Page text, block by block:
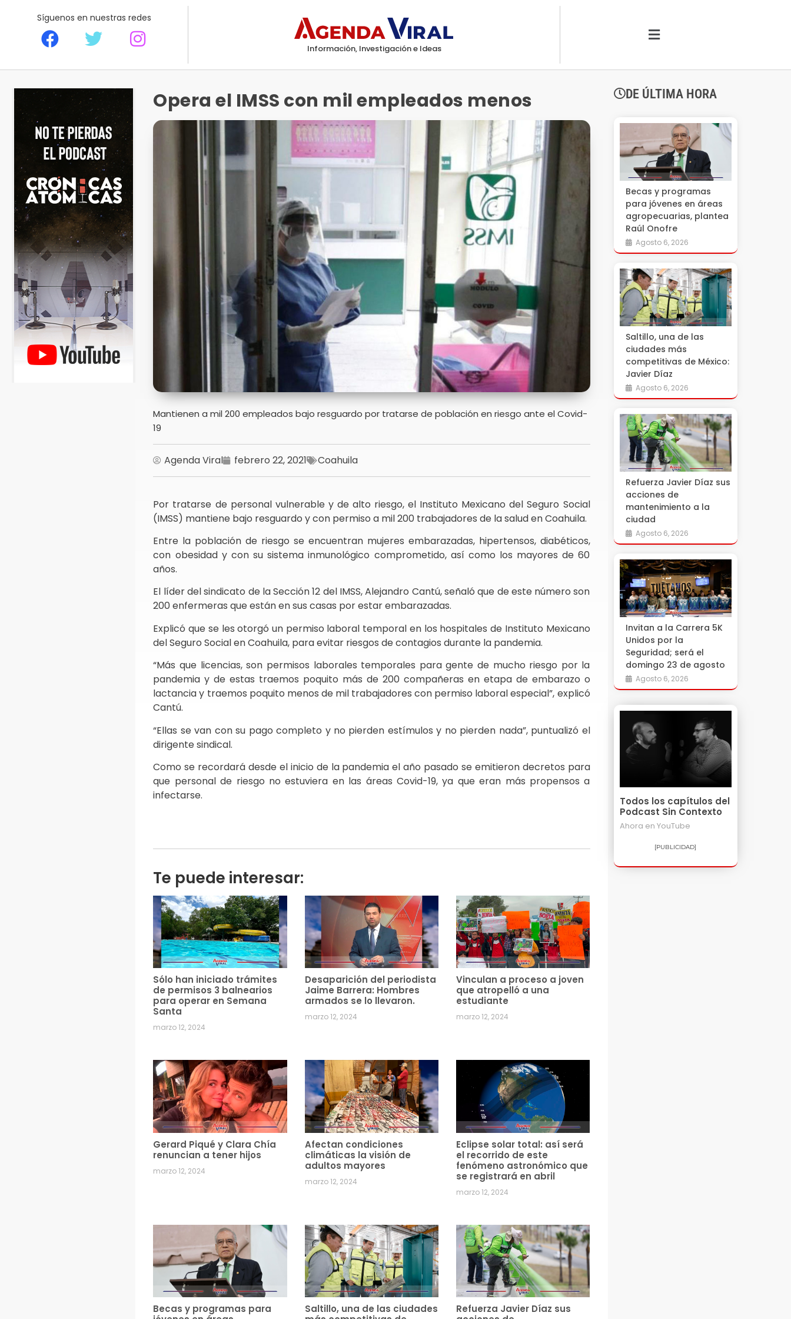
Síguenos en nuestras redes
Información, Investigación e Ideas
Opera el IMSS con mil empleados menos
Mantienen a mil 200 empleados bajo resguardo por tratarse de población en riesgo ante el Covid-
19
Agenda Viral febrero 22, 2021 Coahuila
Por tratarse de personal vulnerable y de alto riesgo, el Instituto Mexicano del Seguro Social
(IMSS) mantiene bajo resguardo y con permiso a mil 200 trabajadores de la salud en Coahuila.
Entre la población de riesgo se encuentran mujeres embarazadas, hipertensos, diabéticos,
con obesidad y con su sistema inmunológico comprometido, así como los mayores de 60
años.
El líder del sindicato de la Sección 12 del IMSS, Alejandro Cantú, señaló que de este número son
200 enfermeras que están en sus casas por estar embarazadas.
Explicó que se les otorgó un permiso laboral temporal en los hospitales de Instituto Mexicano
del Seguro Social en Coahuila, para evitar riesgos de contagios durante la pandemia.
“Más que licencias, son permisos laborales temporales para gente de mucho riesgo por la
pandemia y de estas traemos poquito más de 200 compañeras en etapa de embarazo o
lactancia y traemos poquito menos de mil trabajadores con permiso laboral especial”, explicó
Cantú.
“Ellas se van con su pago completo y no pierden estímulos y no pierden nada”, puntualizó el
dirigente sindical.
Como se recordará desde el inicio de la pandemia el año pasado se emitieron decretos para
que personal de riesgo no estuviera en las áreas Covid-19, ya que eran más propensos a
infectarse.
Te puede interesar:
Sólo han iniciado trámites
de permisos 3 balnearios
para operar en Semana
Santa
marzo 12, 2024
Desaparición del periodista
Jaime Barrera: Hombres
armados se lo llevaron.
marzo 12, 2024
Vinculan a proceso a joven
que atropelló a una
estudiante
marzo 12, 2024
Gerard Piqué y Clara Chía
renuncian a tener hijos
marzo 12, 2024
Afectan condiciones
climáticas la visión de
adultos mayores
marzo 12, 2024
Eclipse solar total: así será
el recorrido de este
fenómeno astronómico que
se registrará en abril
marzo 12, 2024
Becas y programas para
Saltillo, una de las ciudades
Refuerza Javier Díaz sus
DE ÚLTIMA HORA
Becas y programas
para jóvenes en áreas
agropecuarias, plantea
Raúl Onofre
Agosto 6, 2026
Saltillo, una de las
ciudades más
competitivas de México:
Javier Díaz
Agosto 6, 2026
Refuerza Javier Díaz sus
acciones de
mantenimiento a la
ciudad
Agosto 6, 2026
Invitan a la Carrera 5K
Unidos por la
Seguridad; será el
domingo 23 de agosto
Agosto 6, 2026
Todos los capítulos del
Podcast Sin Contexto
Ahora en YouTube
[PUBLICIDAD]